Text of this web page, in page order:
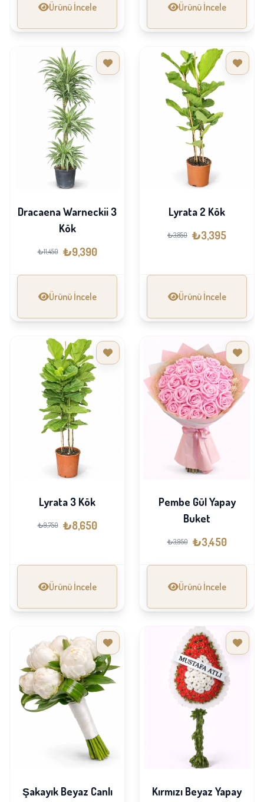
Ürünü İncele Ürünü İncele
Dracaena Warneckii 3
Kök
₺11,450 ₺9,390
Ürünü İncele
Lyrata 2 Kök
₺3,850 ₺3,395
Ürünü İncele
Lyrata 3 Kök
₺9,750 ₺8,650
Ürünü İncele
Pembe Gül Yapay
Buket
₺3,950 ₺3,450
Ürünü İncele
Şakayık Beyaz Canlı
Kırmızı Beyaz Yapay